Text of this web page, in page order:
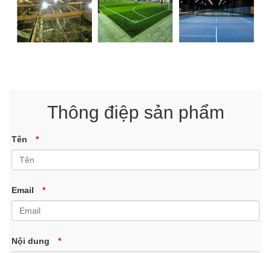
Thông điệp sản phẩm
Tên *
Email *
Nội dung *